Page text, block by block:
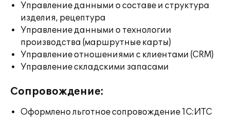
Управление данными о составе и структура
изделия, рецептура
Управление данными о технологии
производства (маршрутные карты)
Управление отношениями с клиентами (CRM)
Управление складскими запасами
Сопровождение:
Оформлено льготное сопровождение 1С:ИТС